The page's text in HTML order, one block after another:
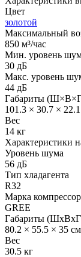
Цвет
золотой
Максимальный
850 м³/час
Мин. уровень
30 дБ
Макс. уровень
44 дБ
Габариты
101.3 × 30.7 ×
Вес
14 кг
Характеристики
Уровень шума
56 дБ
Тип хладагента
R32
Марка
GREE
Габариты
80.2 × 55.5 × 35 см
Вес
30.5 кг